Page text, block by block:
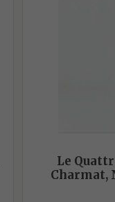
Le
Charmat,